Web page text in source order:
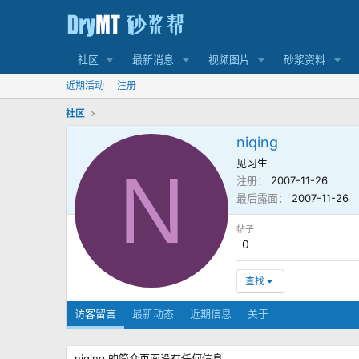
社区 最新消息 视频图片 砂浆资料
近期活动 注册
社区
N
niqing
见习生
注册
2007-11-26
最后露面
2007-11-26
帖子
0
查找
访客留言 最新动态 近期信息 关于